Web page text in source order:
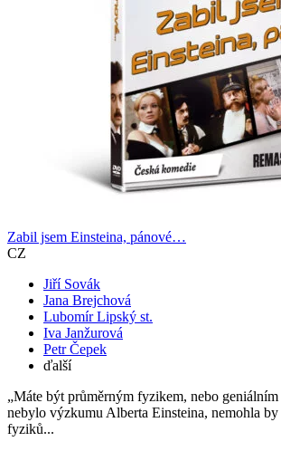
Zabil jsem Einsteina, pánové…
CZ
Jiří Sovák
Jana Brejchová
Lubomír Lipský st.
Iva Janžurová
Petr Čepek
ďalší
„Máte být průměrným fyzikem, nebo
nebylo výzkumu Alberta Einsteina, nemohla
fyziků...